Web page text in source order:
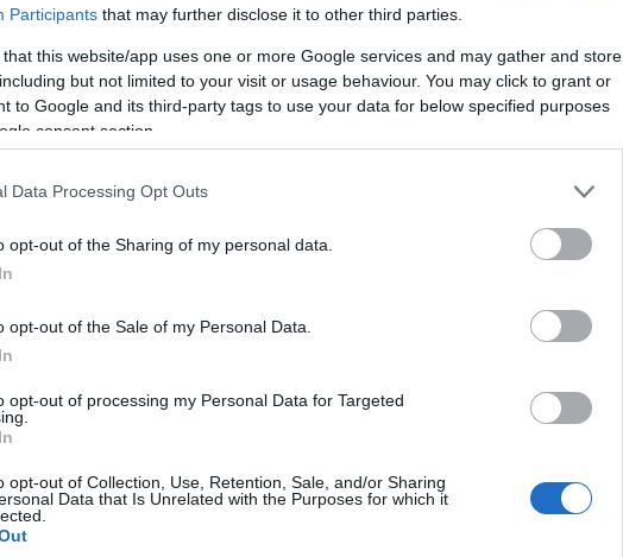
Participants that may further disclose it to other third parties.
that this website/app uses one or more Google services and may gather and store
but not limited to your visit or usage behaviour. You may click to grant or
to Google and its third-party tags to use your data for below specified purposes
consent section.
Data Processing Opt Outs
opt-out of the Sharing of my personal data.
opt-out of the Sale of my Personal Data.
opt-out of processing my Personal Data for Targeted
opt-out of Collection, Use, Retention, Sale, and/or Sharing
Data that Is Unrelated with the Purposes for which it
3,5 φορές
κάκωσης
Τουρκικές προκλήσεις στο Αιγαίο:
Παραβιάσεις και εμπλοκή με